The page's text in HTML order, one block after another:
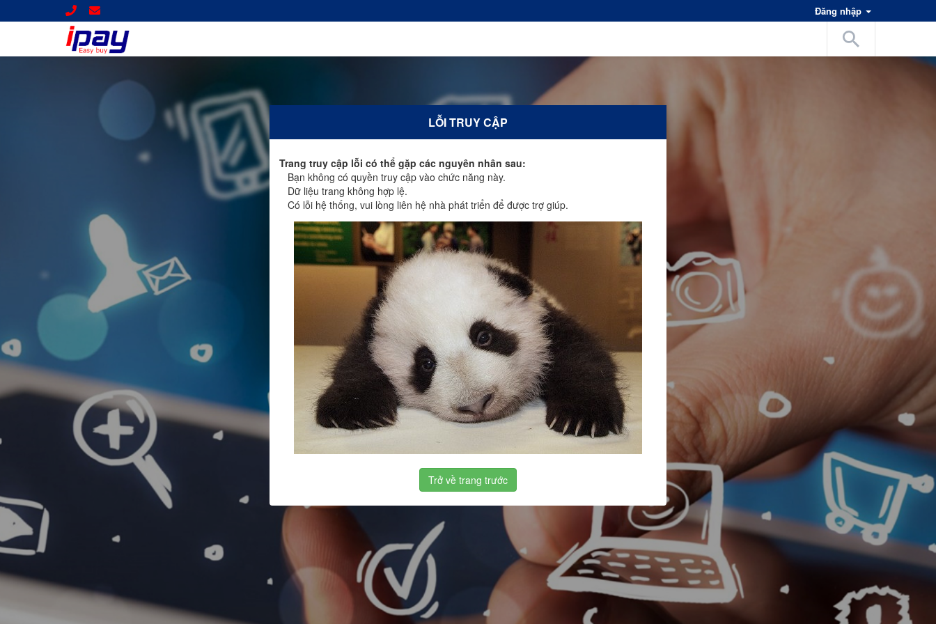
Đăng nhập
LỖI TRUY CẬP
Trang truy cập lỗi có thể gặp các nguyên nhân sau:
Bạn không có quyền truy cập vào chức năng này.
Dữ liệu trang không hợp lệ.
Có lỗi hệ thống, vui lòng liên hệ nhà phát triển để được trợ giúp.
Trở về trang trước